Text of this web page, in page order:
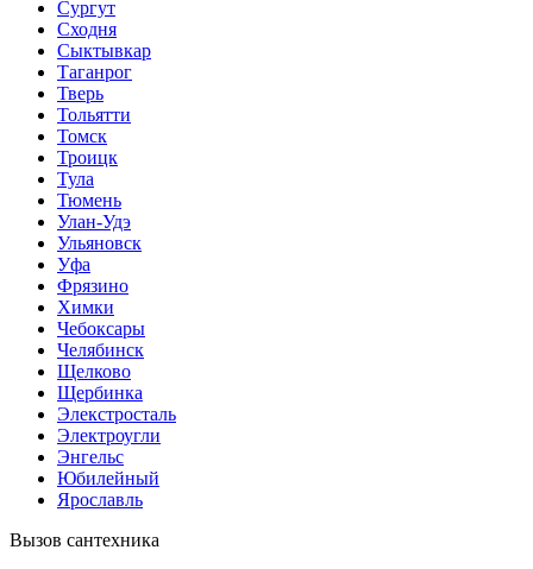
Сургут
Сходня
Сыктывкар
Таганрог
Тверь
Тольятти
Томск
Троицк
Тула
Тюмень
Улан-Удэ
Ульяновск
Уфа
Фрязино
Химки
Чебоксары
Челябинск
Щелково
Щербинка
Элекстросталь
Электроугли
Энгельс
Юбилейный
Ярославль
Вызов сантехника